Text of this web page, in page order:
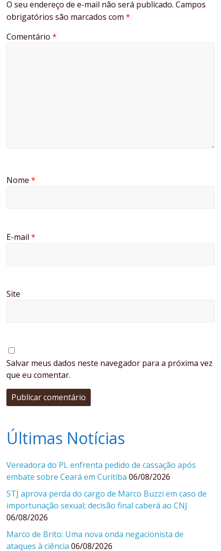
O seu endereço de e-mail não será publicado. Campos
obrigatórios são marcados com*
Comentário*
Nome*
E-mail*
Site
Salvar meus dados neste navegador para a próxima vez
que eu comentar.
Últimas Notícias
Vereadora do PL enfrenta pedido de cassação após
embate sobre Ceará em Curitiba 06/08/2026
STJ aprova perda do cargo de Marco Buzzi em caso de
importunação sexual; decisão final caberá ao CNJ
06/08/2026
Marco de Brito: Uma nova onda negacionista de
ataques à ciência 06/08/2026